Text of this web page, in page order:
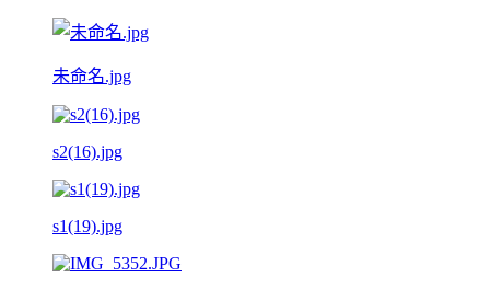
未命名.jpg
s2(16).jpg
s1(19).jpg